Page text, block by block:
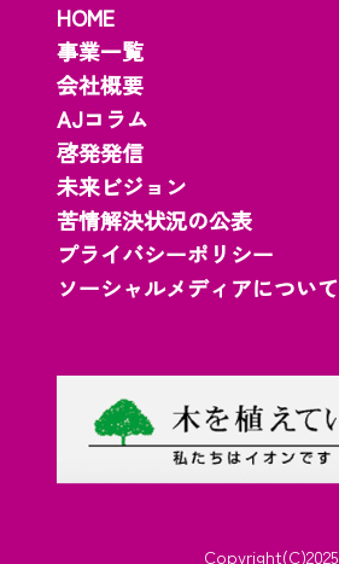
HOME
事業一覧
会社概要
AJコラム
啓発発信
未来ビジョン
苦情解決状況の公表
プライバシーポリシー
ソーシャルメディアについて
Copyright(C)2025